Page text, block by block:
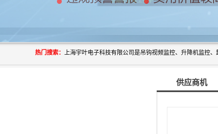
热门搜索：
供应商机